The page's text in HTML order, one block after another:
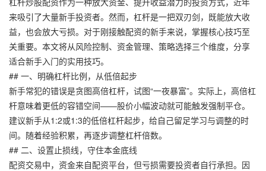
来吸引了大量新手投资者。然而，杠杆是一把双刃剑，既能放大收
益，也会放大亏损。对于刚接触配资的新手来说，掌握核心技巧至
关重要。本文将从风险控制、资金管理、策略选择三个维度，分享
适合新手入门的实用技巧。
## 一、明确杠杆比例，从低倍起步
新手常犯的错误是贪图高倍杠杆，试图“一夜暴富”。实际上，高倍杠
杆意味着更低的容错空间——股价小幅波动就可能触发强制平仓。
建议新手从1:2或1:3的低倍杠杆起步，给自己留足学习与调整的时
间。随着经验积累，再逐步调整杠杆倍数。
## 二、设置止损线，守住本金底线
配资交易中，资金来自配资平台，但亏损需要投资者自行承担。因